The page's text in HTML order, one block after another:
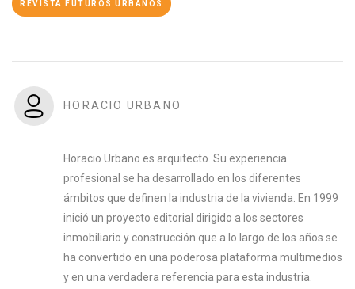
REVISTA FUTUROS URBANOS
HORACIO URBANO
Horacio Urbano es arquitecto. Su experiencia
profesional se ha desarrollado en los diferentes
ámbitos que definen la industria de la vivienda. En 1999
inició un proyecto editorial dirigido a los sectores
inmobiliario y construcción que a lo largo de los años se
ha convertido en una poderosa plataforma multimedios
y en una verdadera referencia para esta industria.